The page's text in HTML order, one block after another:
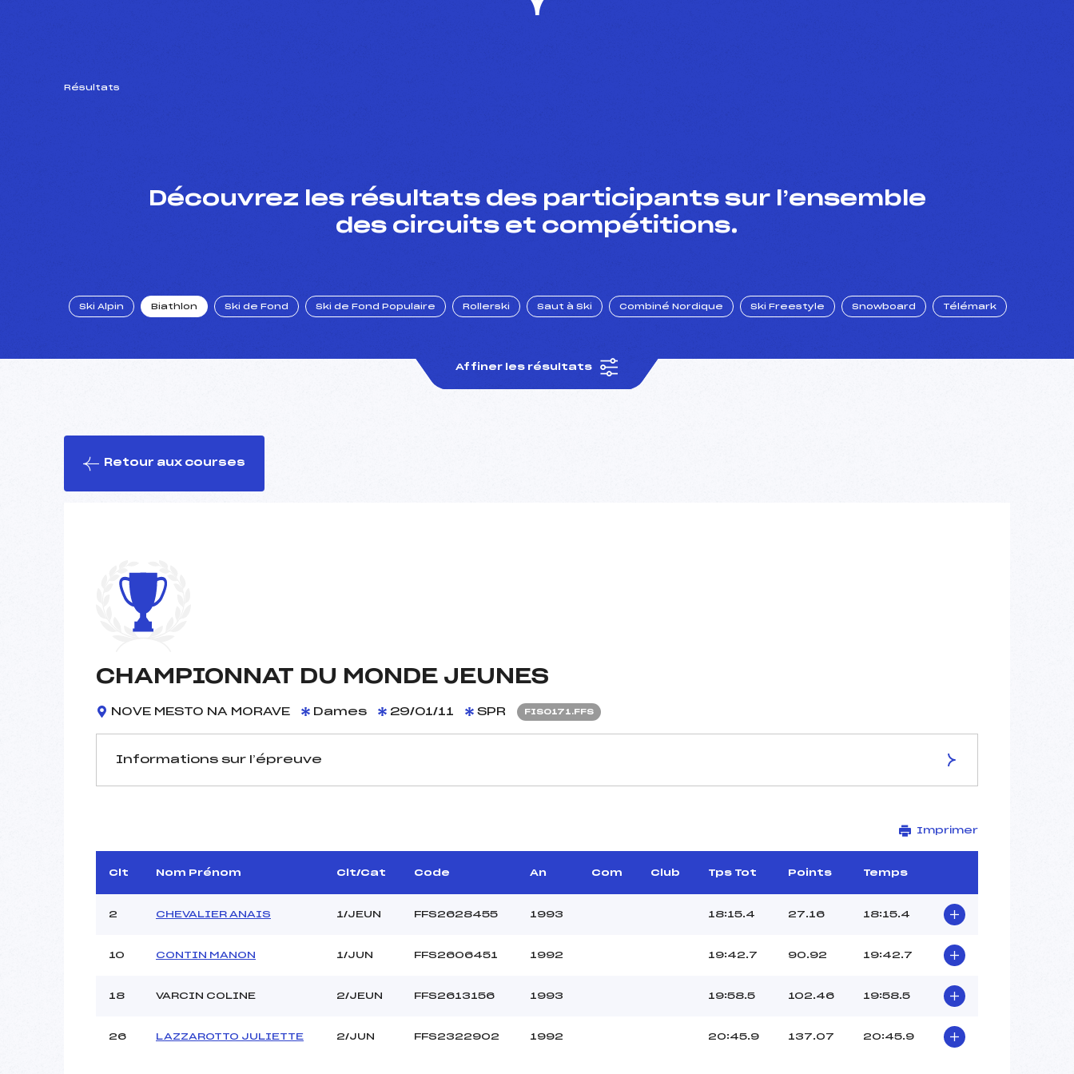
Résultats
Découvrez les résultats des participants sur l’ensemble
des circuits et compétitions.
Ski Alpin Biathlon Ski de Fond Ski de Fond Populaire Rollerski Saut à Ski Combiné Nordique Ski Freestyle Snowboard Télémark
Affiner les résultats
Retour aux courses
CHAMPIONNAT DU MONDE JEUNES
NOVE MESTO NA MORAVE Dames 29/01/11 SPR FIS0171.FFS
Informations sur l’épreuve
D.T Adjoint :
–
Dir. Epreuve :
–
Distance :
6 km
Point Haut :
Pénalité appliquée :
27.1600
Catégorie :
JEU/JUN
Imprimer
Clt Nom Prénom Clt/Cat Code An Com Club Tps Tot Points Temps
2 CHEVALIER ANAIS 1/JEUN FFS2628455 1993 18:15.4 27.16 18:15.4
10 CONTIN MANON 1/JUN FFS2606451 1992 19:42.7 90.92 19:42.7
18 VARCIN COLINE 2/JEUN FFS2613156 1993 19:58.5 102.46 19:58.5
26 LAZZAROTTO JULIETTE 2/JUN FFS2322902 1992 20:45.9 137.07 20:45.9